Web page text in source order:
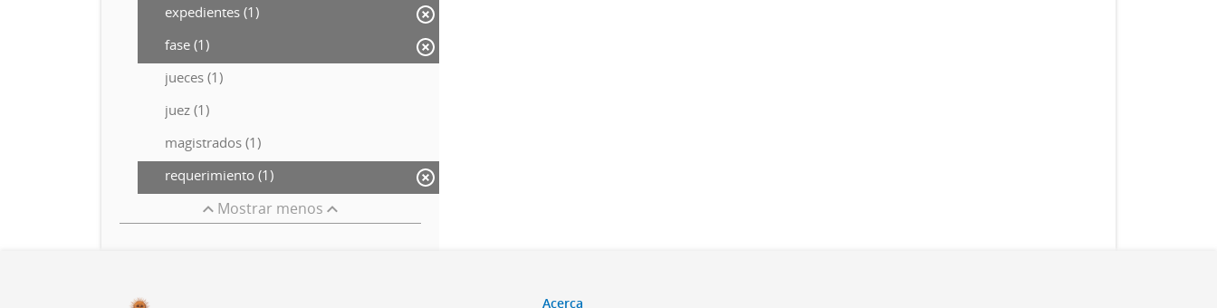
expedientes (1)
fase (1)
jueces (1)
juez (1)
magistrados (1)
requerimiento (1)
Mostrar menos
Acerca